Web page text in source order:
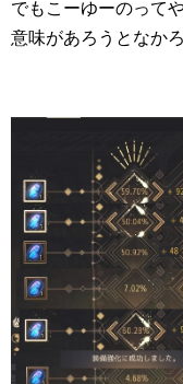
でもこーゆーのって
意味があろうとなか